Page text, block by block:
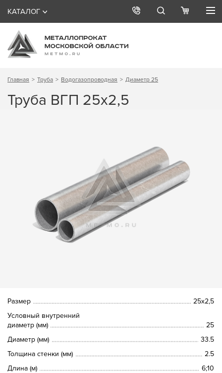
КАТАЛОГ
Главная Труба Водогазопроводная Диаметр 25
Труба ВГП 25х2,5
Размер
25х2,5
Условный внутренний
диаметр (мм)
25
Диаметр (мм)
33.5
Толщина стенки (мм)
2.5
Длина (м)
6;10